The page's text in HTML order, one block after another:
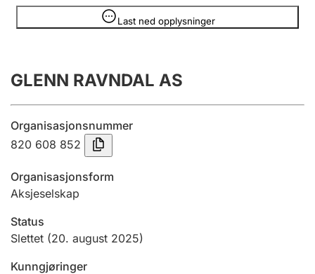
Registrere, endre, slette
Innsending og forsinkelsesgebyr
Tinglysing
Jeger
Last ned opplysninger
Opplysninger er skjult
GLENN RAVNDAL AS
Organisasjonsnummer
820 608 852
Organisasjonsform
Aksjeselskap
Status
Slettet (20. august 2025)
Kunngjøringer